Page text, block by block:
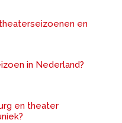
en
in Nederland?
en theater